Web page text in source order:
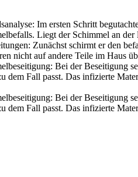
Im ersten Schritt
Liegt der Schimmel an
Zunächst schirmt er den
nicht auf andere Teile im Haus
Bei der Beseitigung
dem Fall passt. Das infizierte
Bei der Beseitigung
dem Fall passt. Das infizierte